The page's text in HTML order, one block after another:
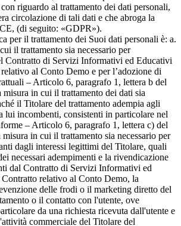
riguardo al trattamento dei dati personali,
circolazione di tali dati e che abroga la
(di seguito: «GDPR»).
per il trattamento dei Suoi dati personali è: a.
il trattamento sia necessario per
Contratto di Servizi Informativi ed Educativi
al Conto Demo e per l’adozione di
– Articolo 6, paragrafo 1, lettera b del
in cui il trattamento dei dati sia
il Titolare del trattamento adempia agli
lui incombenti, consistenti in particolare nel
– Articolo 6, paragrafo 1, lettera c) del
in cui il trattamento sia necessario per
dagli interessi legittimi del Titolare, quali
necessari adempimenti e la rivendicazione
dal Contratto di Servizi Informativi ed
relativo al Conto Demo, la
delle frodi o il marketing diretto del
o il contatto con l'utente, ove
da una richiesta ricevuta dall'utente e
commerciale del Titolare del